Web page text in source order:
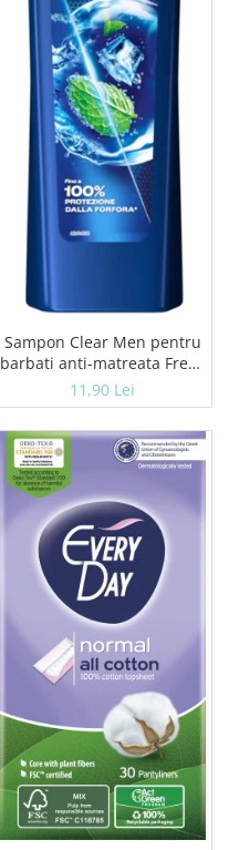
Sampon Clear Men pentru
barbati anti-matreata Fresh
cu menta 225 ml
11,90 Lei